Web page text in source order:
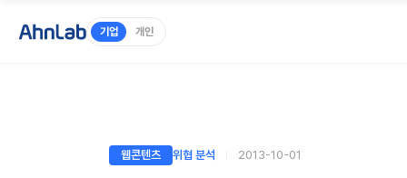
기업 개인
웹콘텐츠 위협 분석 2013-10-01